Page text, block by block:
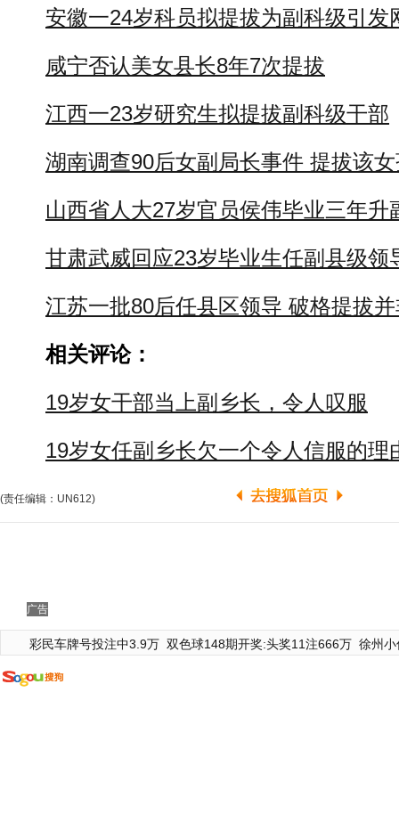
安徽一24岁科员拟提拔为副科级引发
咸宁否认美女县长8年7次提拔
江西一23岁研究生拟提拔副科级干部
湖南调查90后女副局长事件 提拔该
山西省人大27岁官员侯伟毕业三年升
甘肃武威回应23岁毕业生任副县级领
江苏一批80后任县区领导 破格提拔
相关评论：
19岁女干部当上副乡长，令人叹服
19岁女任副乡长欠一个令人信服的理
(责任编辑：UN612)
广告
彩民车牌号投注中3.9万 双色球148期开奖:头奖11注666万 徐州